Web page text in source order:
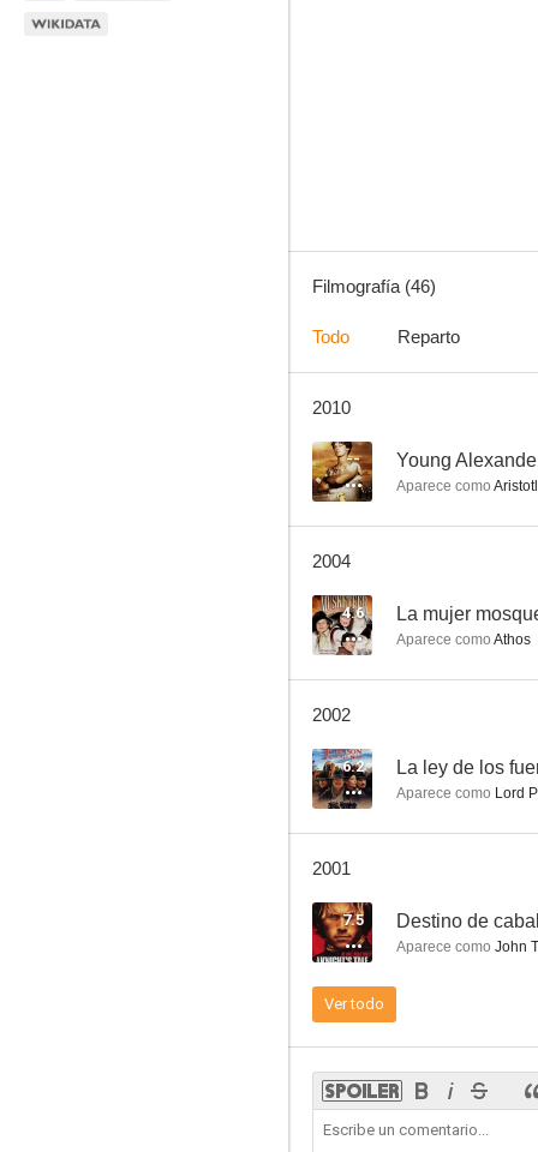
6.5
Filmografía (46)
Todo Reparto
2010
-- Young
Aparece como
2004
4.6 La mujer
Aparece como Athos
2002
6.2 La ley de los
Aparece como Lord
2001
7.5 Destino de
Aparece como John
Ver todo